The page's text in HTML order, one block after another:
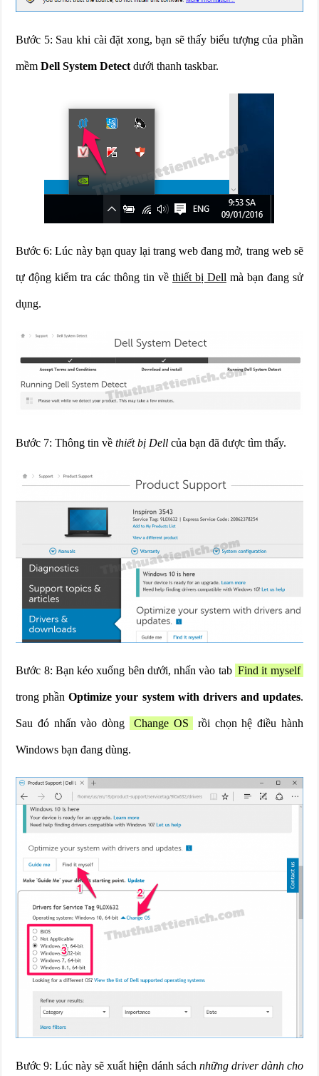
Bước 5: Sau khi cài đặt xong, bạn sẽ thấy biểu tượng của phần
mềmDell System Detect dưới thanh taskbar.
Bước 6: Lúc này bạn quay lại trang web đang mở, trang web sẽ
tự động kiểm tra các thông tin về thiết bị Dell mà bạn đang sử
dụng.
Bước 7: Thông tin vềthiết bị Dell của bạn đã được tìm thấy.
Bước 8: Bạn kéo xuống bên dưới, nhấn vào tab Find it myself
trong phầnOptimize your system with drivers and updates.
Sau đó nhấn vào dòng Change OS rồi chọn hệ điều hành
Windows bạn đang dùng.
Bước 9: Lúc này sẽ xuất hiện dánh sách những driver dành cho